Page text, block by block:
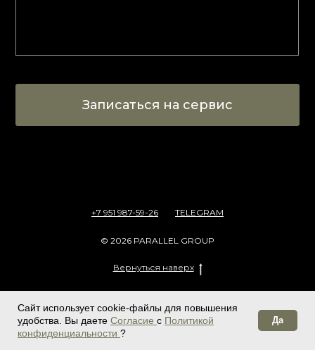
Сайт использует cookie-файлы для повышения
удобства. Вы даете Согласие с Политикой
конфиденциальности ?
Да
Записаться на сервис
+7 951 987-59-26 TELEGRAM
© 2026 PARALLEL GROUP
Вернуться наверх
Политика обработки персональных данных